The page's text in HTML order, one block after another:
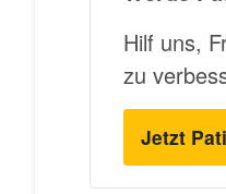
Hilf uns,
zu
Jetzt